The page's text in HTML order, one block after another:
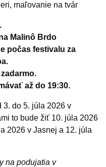
maľovanie na tvár
Malinô Brdo
počas festivalu za
až do 19:30.
3. do 5. júla 2026 v
to bude žiť 10. júla 2026
2026 v Jasnej a 12. júla
na podujatia v